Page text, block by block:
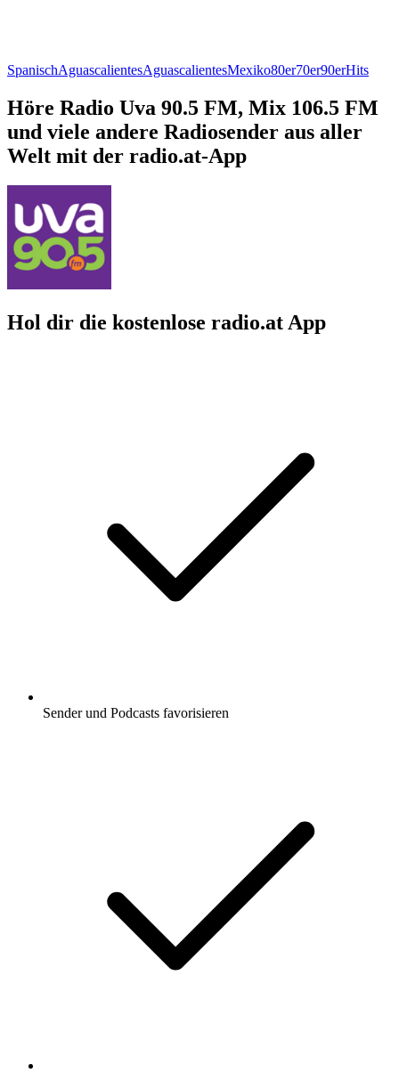
SpanischAguascalientesAguascalientesMexiko80er70er90erHits
Höre Radio Uva 90.5 FM, Mix 106.5 FM
und viele andere Radiosender aus aller
Welt mit der radio.at-App
Hol dir die kostenlose radio.at App
Sender und Podcasts favorisieren